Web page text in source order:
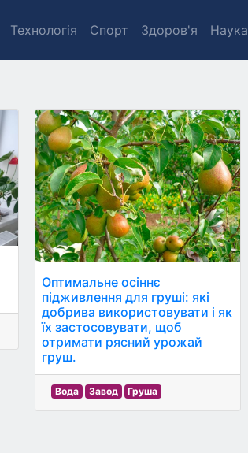
Технологія Спорт Здоров'я Наука
Оптимальне осіннє
підживлення для груші: які
добрива використовувати і як
їх застосовувати, щоб
отримати рясний урожай
груш.
Вода Завод Груша